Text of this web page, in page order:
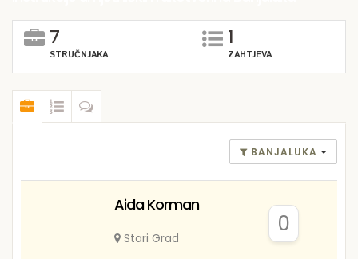
7
STRUČNJAKA
1
ZAHTJEVA
BANJALUKA
Aida Korman
Stari Grad
0